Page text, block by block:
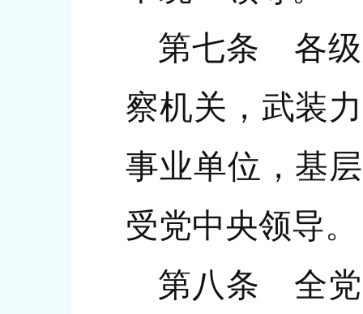
第七条 各级
察机关，武装
事业单位，基
受党中央领导。
第八条 全党